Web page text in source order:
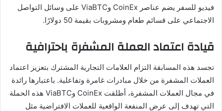
فيديو للسفر يضم عناصر CoinEx وViaBTC على وسائل التواصل
الاجتماعي على قسائم طعام ومشروبات بقيمة 50 دولارًا.
قيادة اعتماد العملة المشفرة باحترافية
تجسد هذه المسابقة التزام العلامات التجارية المشترك بتعزيز اعتماد
العملات المشفرة من خلال مبادرات غامرة وتفاعلية. باعتبارها رائدة
في مجال العملات المشفرة، أطلقت CoinEx وViaBTC هذه الحملة
التي تهدف إلى عرض المنفعة الواقعية للعملات الافتراضية مثل